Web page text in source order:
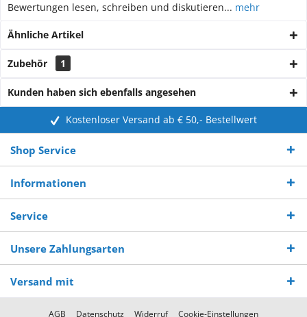
Bewertungen lesen, schreiben und diskutieren... mehr
Ähnliche Artikel
Zubehör 1
Kunden haben sich ebenfalls angesehen
Kostenloser Versand ab € 50,- Bestellwert
Shop Service
Informationen
Service
Unsere Zahlungsarten
Versand mit
AGB Datenschutz Widerruf Cookie-Einstellungen